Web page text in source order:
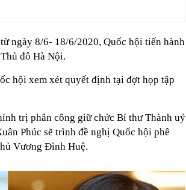
thuỷ không thuận lợi
đông nhất 7 tháng đầu năm,
lần Ấn Độ
chọn quả to, người trong
ủi khách: 7 năm sau ở khách sạn 5
gia
NSND Tự Long
gia dự báo đỉnh mới
rút điện ấm siêu tốc trước khi ngủ
ngày 8/6- 18/6/2020, Quốc hội tiến hành
đô Hà Nội.
hội xem xét quyết định tại đợt họp tập
trị phân công giữ chức Bí thư Thành uỷ
Phúc sẽ trình đề nghị Quốc hội phê
Vương Đình Huệ.